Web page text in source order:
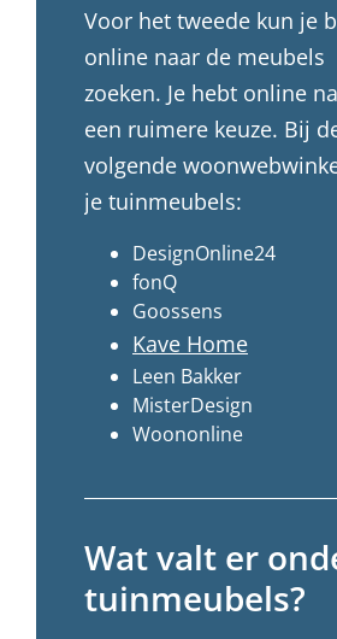
Voor het tweede kun je
online naar de meubels
zoeken. Je hebt online
een ruimere keuze. Bij
volgende
je tuinmeubels:
DesignOnline24
fonQ
Goossens
Kave Home
Leen Bakker
MisterDesign
Woononline
Wat valt er
tuinmeubels?